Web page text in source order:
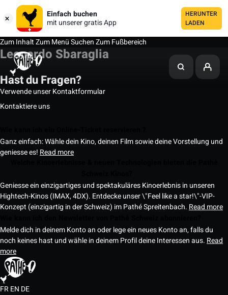
Einfach buchen
mit unserer gratis App
HERUNTER
LADEN
Zum InhaltZum MenüSuchenZum Fußbereich
Leonardo Sbaraglia
Hast du Fragen?
Verwende unser Kontaktformular
Kontaktiere uns
Ganz einfach: Wähle dein Kino, deinen Film sowie deine Vorstellung und
geniesse es! Read more
Geniesse ein einzigartiges und spektakuläres Kinoerlebnis in unseren
Hightech-Kinos (IMAX, 4DX). Entdecke unser \"Feel like a star!\"-VIP-
Konzept (einzigartig in der Schweiz) im Pathé Spreitenbach. Read more
Melde dich in deinem Konto an oder lege ein neues Konto an, falls du
noch keines hast und wähle in deinem Profil deine Interessen aus. Read
more
FREN DE